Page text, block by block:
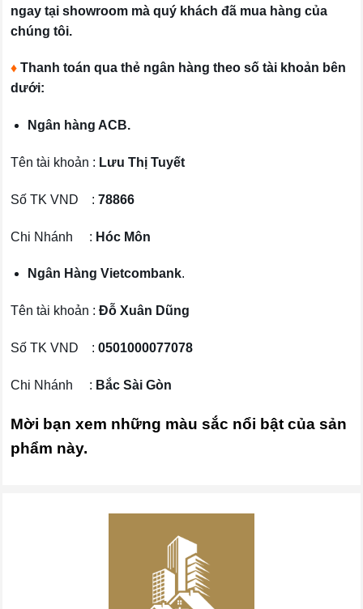
ngay tại showroom mà quý khách đã mua hàng của
chúng tôi.
♦ Thanh toán qua thẻ ngân hàng theo số tài khoản bên
dưới:
Ngân hàng ACB.
Tên tài khoản : Lưu Thị Tuyết
Số TK VND : 78866
Chi Nhánh : Hóc Môn
Ngân Hàng Vietcombank.
Tên tài khoản : Đỗ Xuân Dũng
Số TK VND : 0501000077078
Chi Nhánh : Bắc Sài Gòn
Mời bạn xem những màu sắc nổi bật của sản
phẩm này.